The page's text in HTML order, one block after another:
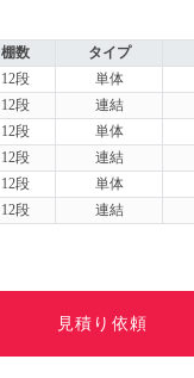
棚数 タイプ
12段 単体
12段 連結
12段 単体
12段 連結
12段 単体
12段 連結
見積り依頼